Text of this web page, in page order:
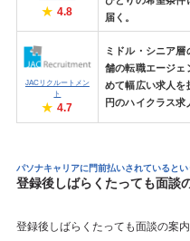
4.8
届く。
JACリクルートメン
ト
4.7
ミドル・シニア
舗の転職エージェ
めて幅広い求人を
円のハイクラス求
パソナキャリアに門前払いされていると
登録後しばらくたっても面談
登録後しばらくたっても面談の案